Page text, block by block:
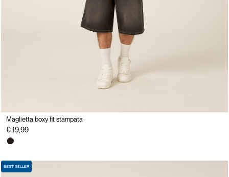
Maglietta boxy fit stampata
€ 19,99
BEST SELLER